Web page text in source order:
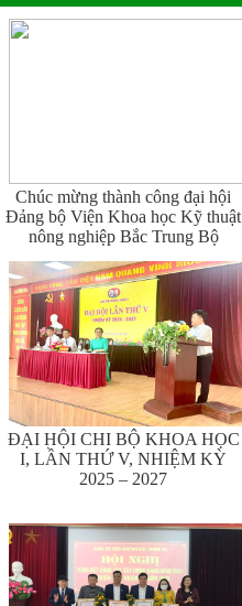
Chúc mừng thành công đại hội
Đảng bộ Viện Khoa học Kỹ thuật
nông nghiệp Bắc Trung Bộ
ĐẠI HỘI CHI BỘ KHOA HỌC
I, LẦN THỨ V, NHIỆM KỲ
2025 – 2027